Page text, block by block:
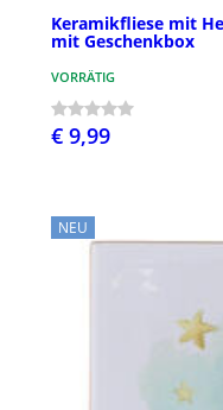
Keramikfliese mit
mit Geschenkbox
VORRÄTIG
€ 9,99
NEU